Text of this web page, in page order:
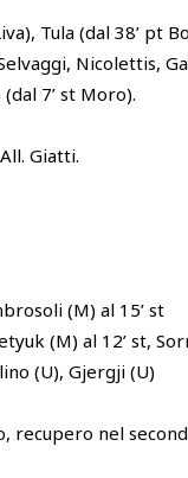
Tula (dal 38’ pt
Nicolettis,
7’ st Moro).
Giatti.
(M) al 15’ st
(M) al 12’ st,
(U), Gjergji (U)
recupero nel